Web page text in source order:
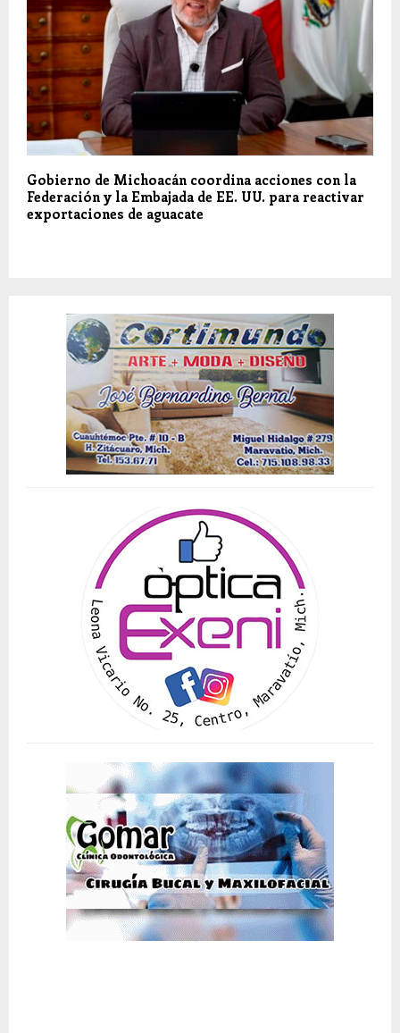
Gobierno de Michoacán coordina acciones con la
Federación y la Embajada de EE. UU. para reactivar
exportaciones de aguacate